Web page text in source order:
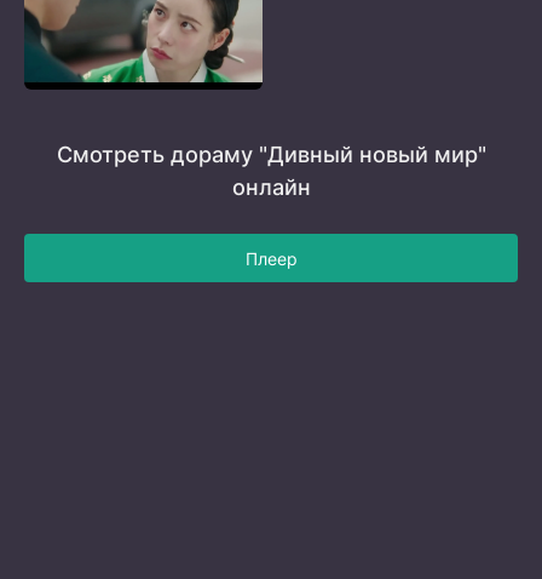
Смотреть дораму "Дивный новый мир"
онлайн
Плеер